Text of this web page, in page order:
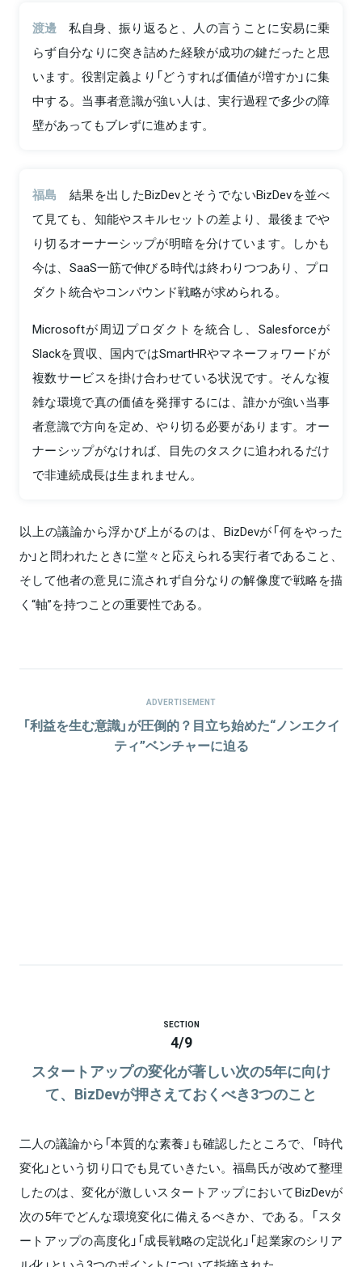
渡邊
私自身、振り返ると、人の言うことに安易に乗
らず自分なりに突き詰めた経験が成功の鍵だったと思
います。役割定義より「どうすれば価値が増すか」に集
中する。当事者意識が強い人は、実行過程で多少の障
壁があってもブレずに進めます。
福島
結果を出したBizDevとそうでないBizDevを並べ
て見ても、知能やスキルセットの差より、最後までや
り切るオーナーシップが明暗を分けています。しかも
今は、SaaS一筋で伸びる時代は終わりつつあり、プロ
ダクト統合やコンパウンド戦略が求められる。
Microsoftが周辺プロダクトを統合し、Salesforceが
Slackを買収、国内ではSmartHRやマネーフォワードが
複数サービスを掛け合わせている状況です。そんな複
雑な環境で真の価値を発揮するには、誰かが強い当事
者意識で方向を定め、やり切る必要があります。オー
ナーシップがなければ、目先のタスクに追われるだけ
で非連続成長は生まれません。
以上の議論から浮かび上がるのは、BizDevが「何をやった
か」と問われたときに堂々と応えられる実行者であること、
そして他者の意見に流されず自分なりの解像度で戦略を描
く“軸”を持つことの重要性である。
ADVERTISEMENT
「利益を生む意識」が圧倒的？目立ち始めた“ノンエクイ
ティ”ベンチャーに迫る
SECTION
4/9
スタートアップの変化が著しい次の5年に向け
て、BizDevが押さえておくべき3つのこと
二人の議論から「本質的な素養」も確認したところで、「時代
変化」という切り口でも見ていきたい。福島氏が改めて整理
したのは、変化が激しいスタートアップにおいてBizDevが
次の5年でどんな環境変化に備えるべきか、である。「スタ
ートアップの高度化」「成長戦略の定説化」「起業家のシリア